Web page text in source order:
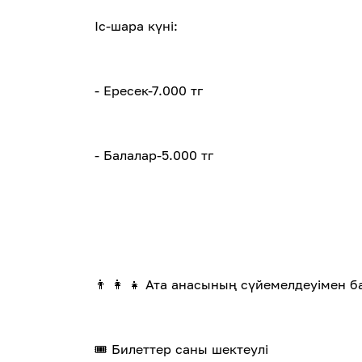
Іс-шара күні:
- Ересек-7.000 тг
- Балалар-5.000 тг
👨 👩 👧 Ата анасының сүйемелдеуімен
🎟️ Билеттер саны шектеулі